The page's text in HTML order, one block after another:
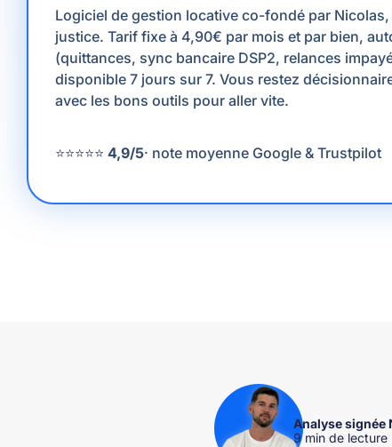
Logiciel de gestion locative co-fondé par
justice. Tarif fixe à 4,90€ par mois et par bien,
(quittances, sync bancaire DSP2, relances
disponible 7 jours sur 7. Vous restez
avec les bons outils pour aller vite.
⭐⭐⭐⭐⭐ 4,9/5· note moyenne Google & Trustpilot
Analyse signée
9 min de lecture